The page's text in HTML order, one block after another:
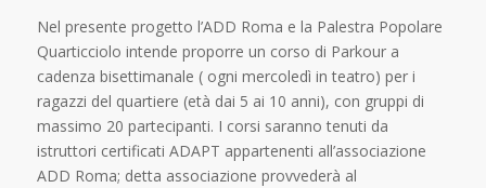
Nel presente progetto l’ADD Roma e la Palestra Popolare
Quarticciolo intende proporre un corso di Parkour a
cadenza bisettimanale ( ogni mercoledì in teatro) per i
ragazzi del quartiere (età dai 5 ai 10 anni), con gruppi di
massimo 20 partecipanti. I corsi saranno tenuti da
istruttori certificati ADAPT appartenenti all’associazione
ADD Roma; detta associazione provvederà al